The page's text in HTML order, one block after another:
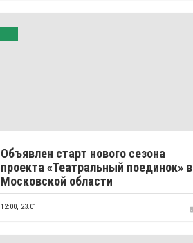
Объявлен старт нового сезона
проекта «Театральный поединок» в
Московской области
12:00, 23.01